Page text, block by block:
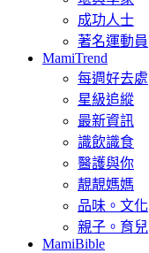
成功人士
著名運動員
MamiTrend
每週好去處
星級追縱
最新資訊
識飲識食
醫護與你
靚靚媽媽
品味。文化
親子。育兒
MamiBible